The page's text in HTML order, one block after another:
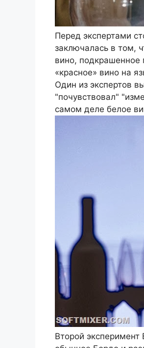
Перед экспертами
заключалась в том,
вино, подкрашенное
«красное» вино на
Один из экспертов
"почувствовал"
самом деле белое
Второй